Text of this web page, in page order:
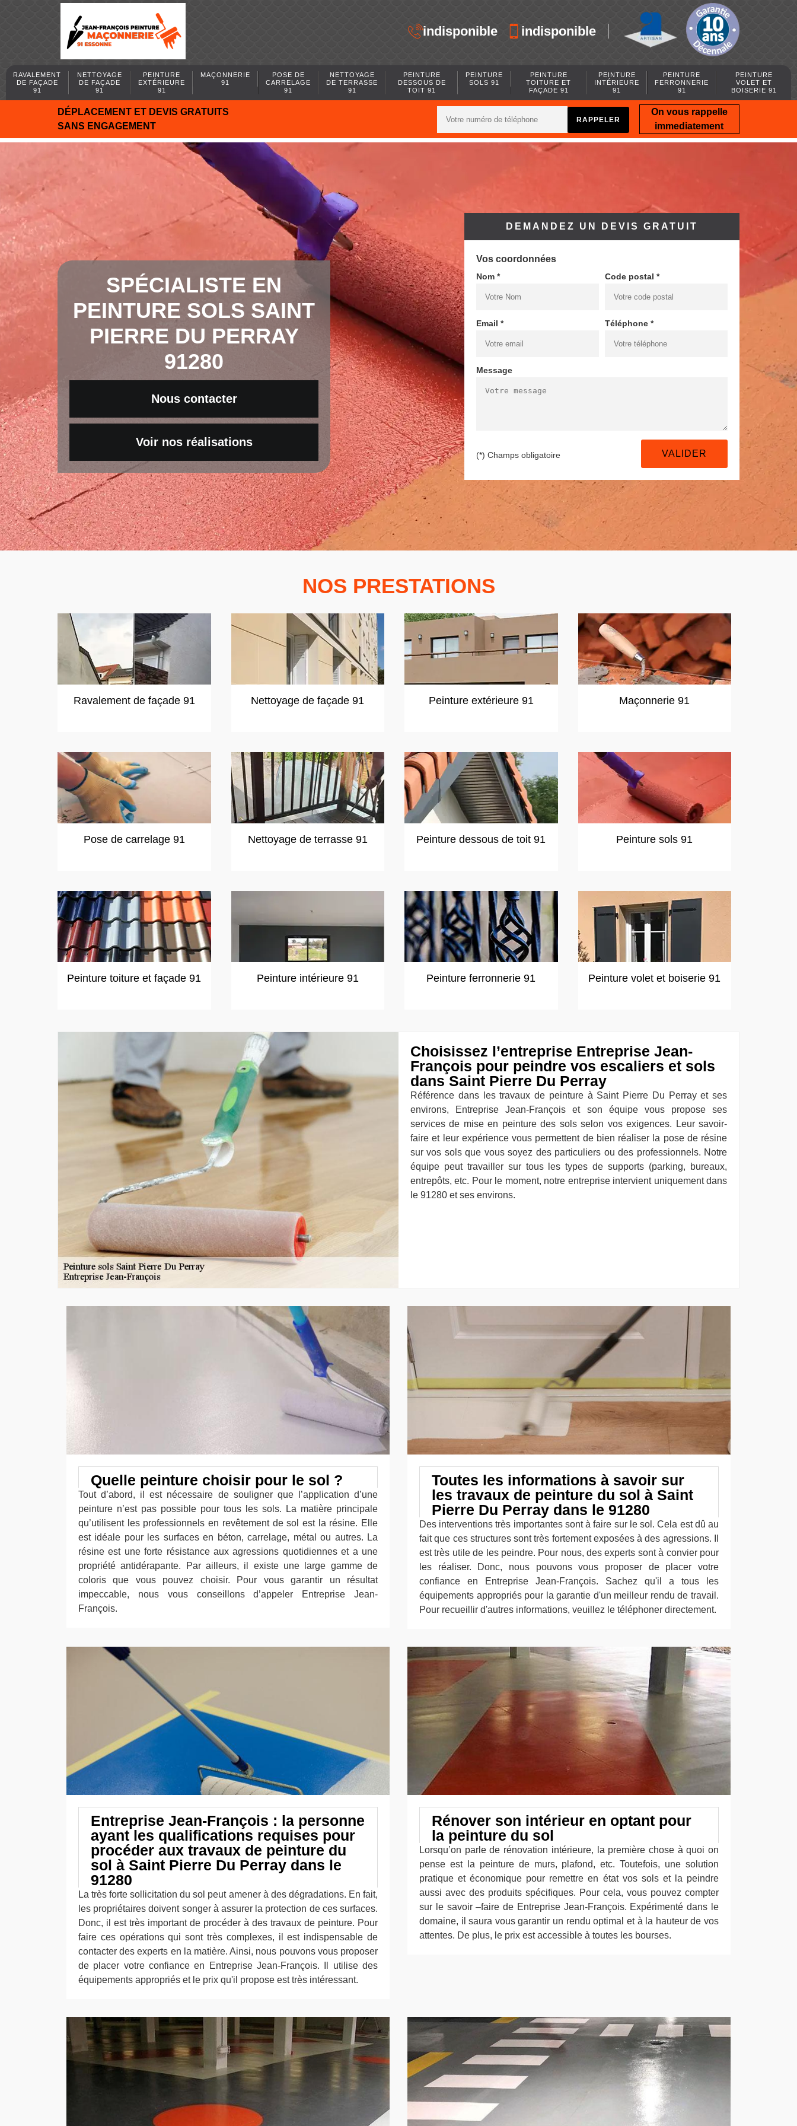
indisponible indisponible
RAVALEMENT
DE FAÇADE
91
NETTOYAGE
DE FAÇADE
91
PEINTURE
EXTÉRIEURE
91
MAÇONNERIE
91
POSE DE
CARRELAGE
91
NETTOYAGE
DE TERRASSE
91
PEINTURE
DESSOUS DE
TOIT 91
PEINTURE
SOLS 91
PEINTURE
TOITURE ET
FAÇADE 91
PEINTURE
INTÉRIEURE
91
PEINTURE
FERRONNERIE
91
PEINTURE
VOLET ET
BOISERIE 91
DÉPLACEMENT ET DEVIS GRATUITS
SANS ENGAGEMENT
On vous rappelle
immediatement
SPÉCIALISTE EN
PEINTURE SOLS SAINT
PIERRE DU PERRAY
91280
Nous contacter
Voir nos réalisations
DEMANDEZ UN DEVIS GRATUIT
Vos coordonnées
Nom * Code postal *
Email * Téléphone *
Message
(*) Champs obligatoire
NOS PRESTATIONS
Ravalement de façade 91 Nettoyage de façade 91 Peinture extérieure 91 Maçonnerie 91
Pose de carrelage 91 Nettoyage de terrasse 91 Peinture dessous de toit 91 Peinture sols 91
Peinture toiture et façade 91 Peinture intérieure 91 Peinture ferronnerie 91 Peinture volet et boiserie 91
Choisissez l’entreprise Entreprise Jean-
François pour peindre vos escaliers et sols
dans Saint Pierre Du Perray
Référence dans les travaux de peinture à Saint Pierre Du Perray et ses
environs, Entreprise Jean-François et son équipe vous propose ses
services de mise en peinture des sols selon vos exigences. Leur savoir-
faire et leur expérience vous permettent de bien réaliser la pose de résine
sur vos sols que vous soyez des particuliers ou des professionnels. Notre
équipe peut travailler sur tous les types de supports (parking, bureaux,
entrepôts, etc. Pour le moment, notre entreprise intervient uniquement dans
le 91280 et ses environs.
Quelle peinture choisir pour le sol ?
Tout d’abord, il est nécessaire de souligner que l’application d’une
peinture n’est pas possible pour tous les sols. La matière principale
qu’utilisent les professionnels en revêtement de sol est la résine. Elle
est idéale pour les surfaces en béton, carrelage, métal ou autres. La
résine est une forte résistance aux agressions quotidiennes et a une
propriété antidérapante. Par ailleurs, il existe une large gamme de
coloris que vous pouvez choisir. Pour vous garantir un résultat
impeccable, nous vous conseillons d’appeler Entreprise Jean-
François.
Toutes les informations à savoir sur
les travaux de peinture du sol à Saint
Pierre Du Perray dans le 91280
Des interventions très importantes sont à faire sur le sol. Cela est dû au
fait que ces structures sont très fortement exposées à des agressions. Il
est très utile de les peindre. Pour nous, des experts sont à convier pour
les réaliser. Donc, nous pouvons vous proposer de placer votre
confiance en Entreprise Jean-François. Sachez qu'il a tous les
équipements appropriés pour la garantie d'un meilleur rendu de travail.
Pour recueillir d'autres informations, veuillez le téléphoner directement.
Entreprise Jean-François : la personne
ayant les qualifications requises pour
procéder aux travaux de peinture du
sol à Saint Pierre Du Perray dans le
91280
La très forte sollicitation du sol peut amener à des dégradations. En fait,
les propriétaires doivent songer à assurer la protection de ces surfaces.
Donc, il est très important de procéder à des travaux de peinture. Pour
faire ces opérations qui sont très complexes, il est indispensable de
contacter des experts en la matière. Ainsi, nous pouvons vous proposer
de placer votre confiance en Entreprise Jean-François. Il utilise des
équipements appropriés et le prix qu'il propose est très intéressant.
Rénover son intérieur en optant pour
la peinture du sol
Lorsqu’on parle de rénovation intérieure, la première chose à quoi on
pense est la peinture de murs, plafond, etc. Toutefois, une solution
pratique et économique pour remettre en état vos sols et la peindre
aussi avec des produits spécifiques. Pour cela, vous pouvez compter
sur le savoir –faire de Entreprise Jean-François. Expérimenté dans le
domaine, il saura vous garantir un rendu optimal et à la hauteur de vos
attentes. De plus, le prix est accessible à toutes les bourses.